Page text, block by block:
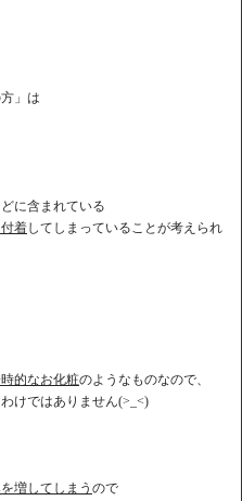
」は
に含まれている
着してしまっていることが考えられ
的なお化粧のようなものなので、
けではありません(>_<)
増してしまう ので